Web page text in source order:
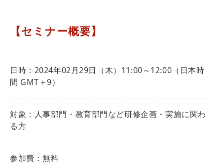
【セミナー概要】
日時：2024年02月29日（木）11:00～12:00（日本時
間 GMT＋9）
対象：人事部門・教育部門など研修企画・実施に関わ
る方
参加費：無料